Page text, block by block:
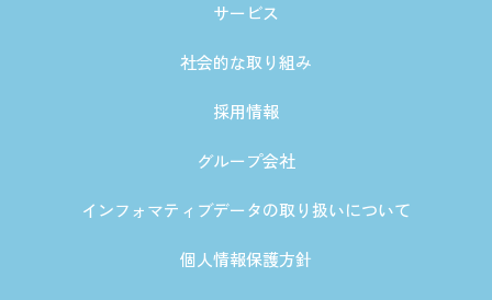
サービス
社会的な取り組み
採用情報
グループ会社
インフォマティブデータの取り扱いについて
個人情報保護方針